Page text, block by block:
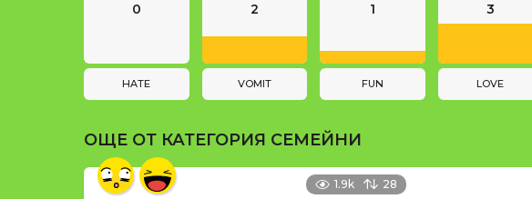
t
i
n
0
HATE
2
VOMIT
1
FUN
3
LOVE
ОЩЕ ОТ КАТЕГОРИЯ СЕМЕЙНИ
1.9k 28